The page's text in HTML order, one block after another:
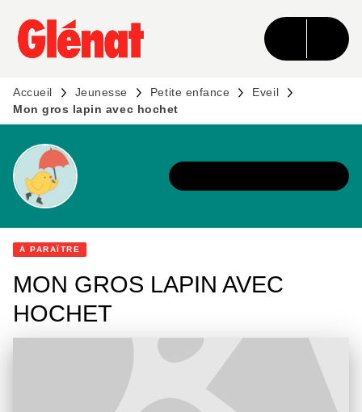
MENU RECHERCHE CONTENU
PIED DE PAGE
Accueil Jeunesse Petite enfance
Eveil
Mon gros lapin avec hochet
À PARAÎTRE
MON GROS LAPIN AVEC
HOCHET